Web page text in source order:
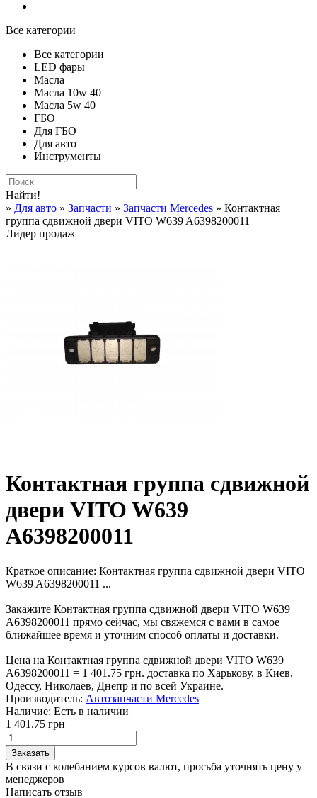
Все категории
Все категории
LED фары
Масла
Масла 10w 40
Масла 5w 40
ГБО
Для ГБО
Для авто
Инструменты
Найти!
» Для авто » Запчасти » Запчасти Mercedes » Контактная
группа сдвижной двери VITO W639 A6398200011
Лидер продаж
Контактная группа сдвижной
двери VITO W639
A6398200011
Краткое описание: Контактная группа сдвижной двери VITO
W639 A6398200011 ...
Закажите Контактная группа сдвижной двери VITO W639
A6398200011 прямо сейчас, мы свяжемся с вами в самое
ближайшее время и уточним способ оплаты и доставки.
Цена на Контактная группа сдвижной двери VITO W639
A6398200011 = 1 401.75 грн. доставка по Харькову, в Киев,
Одессу, Николаев, Днепр и по всей Украине.
Производитель: Автозапчасти Mercedes
Наличие: Есть в наличии
1 401.75 грн
В связи с колебанием курсов валют, просьба уточнять цену у
менеджеров
Написать отзыв